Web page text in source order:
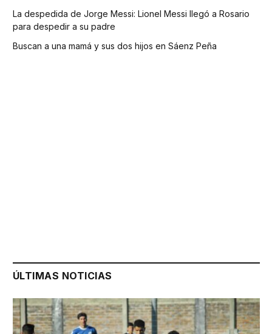
La despedida de Jorge Messi: Lionel Messi llegó a Rosario
para despedir a su padre
Buscan a una mamá y sus dos hijos en Sáenz Peña
ÚLTIMAS NOTICIAS